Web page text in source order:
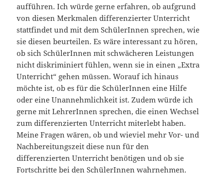
aufführen. Ich würde gerne erfahren, ob aufgrund
von diesen Merkmalen differenzierter Unterricht
stattfindet und mit dem SchülerInnen sprechen, wie
sie diesen beurteilen. Es wäre interessant zu hören,
ob sich SchülerInnen mit schwächeren Leistungen
nicht diskriminiert fühlen, wenn sie in einen „Extra
Unterricht“ gehen müssen. Worauf ich hinaus
möchte ist, ob es für die SchülerInnen eine Hilfe
oder eine Unannehmlichkeit ist. Zudem würde ich
gerne mit LehrerInnen sprechen, die einen Wechsel
zum differenzierten Unterricht miterlebt haben.
Meine Fragen wären, ob und wieviel mehr Vor- und
Nachbereitungszeit diese nun für den
differenzierten Unterricht benötigen und ob sie
Fortschritte bei den SchülerInnen wahrnehmen.